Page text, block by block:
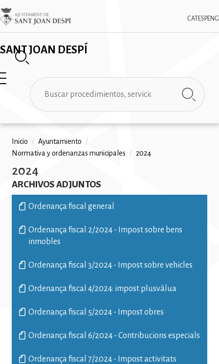
Pasar
al
contenido
SANT JOAN DESPÍ
CAT ESPENG
Imatge
✕
Buscar
Ruta
de
navegación
Inicio / Ayuntamiento
/
Normativa y ordenanzas municipales
/ 2024
2024
ARCHIVOS ADJUNTOS
Ordenança fiscal general
Ordenança fiscal 2/2024 - Impost sobre bens
inmobles
Ordenança fiscal 3/2024 - Impost sobre vehicles
Ordenança fiscal 4/2024: impost plusvàlua
Ordenança fiscal 5/2024 - Impost obres
Ordenança fiscal 6/2024 - Contribucions especials
Ordenança fiscal 7/2024 - Impost activitats